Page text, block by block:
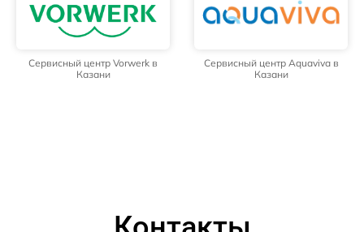
Сервисный центр Vorwerk в
Казани
Сервисный центр Aquaviva в
Казани